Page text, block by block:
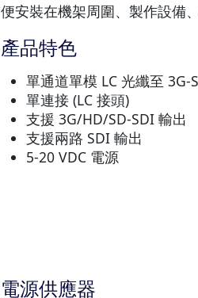
便安裝在機架周圍、製作設備
產品特色
單通道單模 LC 光纖至 3G-
單連接 (LC 接頭)
支援 3G/HD/SD-SDI 輸出
支援兩路 SDI 輸出
5-20 VDC 電源
電源供應器